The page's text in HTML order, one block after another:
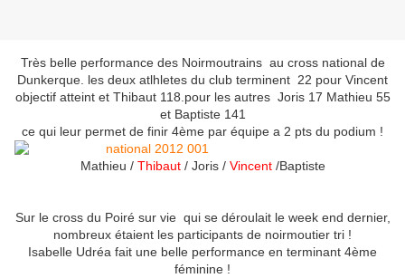
Très belle performance des Noirmoutrains au cross national de
Dunkerque. les deux atlhletes du club terminent 22 pour Vincent
objectif atteint et Thibaut 118.pour les autres Joris 17 Mathieu 55
et Baptiste 141
ce qui leur permet de finir 4ème par équipe a 2 pts du podium !
Mathieu / Thibaut/ Joris / Vincent/Baptiste
Sur le cross du Poiré sur vie qui se déroulait le week end dernier,
nombreux étaient les participants de noirmoutier tri !
Isabelle Udréa fait une belle performance en terminant 4ème
féminine !